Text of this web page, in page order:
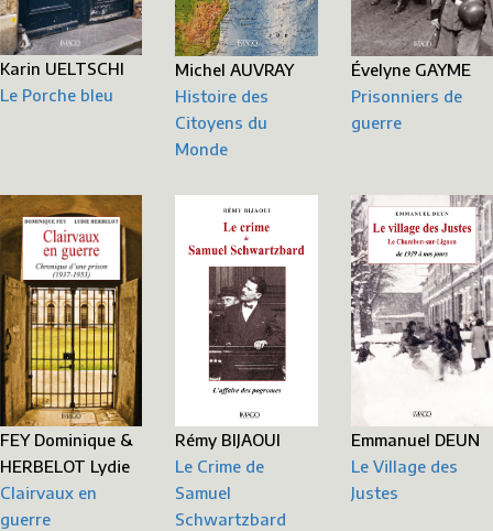
Karin UELTSCHI
Le Porche bleu
Michel AUVRAY
Histoire des
Citoyens du
Monde
Évelyne GAYME
Prisonniers de
guerre
FEY Dominique &
HERBELOT Lydie
Clairvaux en
guerre
Rémy BIJAOUI
Le Crime de
Samuel
Schwartzbard
Emmanuel DEUN
Le Village des
Justes